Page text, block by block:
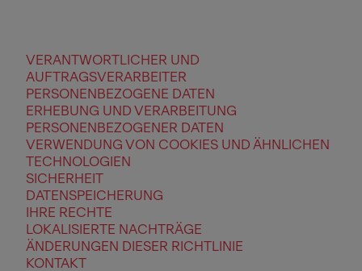
VERANTWORTLICHER UND
AUFTRAGSVERARBEITER
PERSONENBEZOGENE DATEN
ERHEBUNG UND VERARBEITUNG
PERSONENBEZOGENER DATEN
VERWENDUNG VON COOKIES UND ÄHNLICHEN
TECHNOLOGIEN
SICHERHEIT
DATENSPEICHERUNG
IHRE RECHTE
LOKALISIERTE NACHTRÄGE
ÄNDERUNGEN DIESER RICHTLINIE
KONTAKT